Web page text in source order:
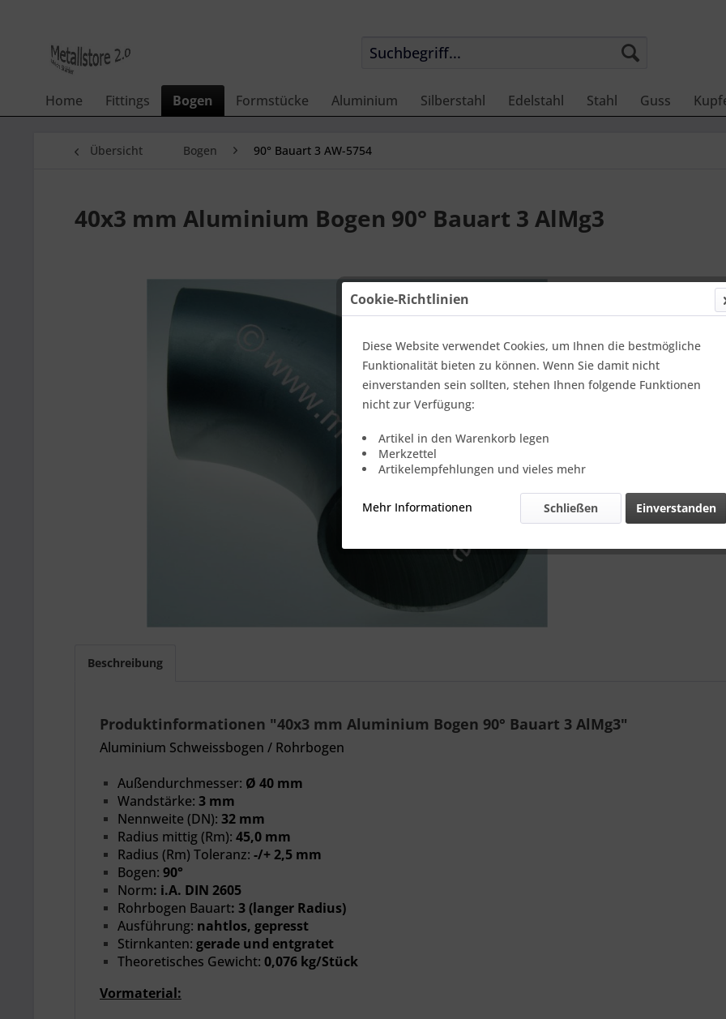
Home Fittings Bogen Formstücke Aluminium Silberstahl Edelstahl Stahl Guss
Übersicht Bogen 90° Bauart 3 AW-5754
40x3 mm Aluminium Bogen 90° Bauart 3 AlMg3
21,76
1
Online-
Verkauf nur
Beschreibung
Produktinformationen "40x3 mm Aluminium Bogen 90° Bauart 3 AlMg3"
Aluminium Schweissbogen / Rohrbogen
Außendurchmesser: Ø 40 mm
Wandstärke: 3 mm
Nennweite (DN): 32 mm
Radius mittig (Rm): 45,0 mm
Radius (Rm) Toleranz: -/+ 2,5 mm
Bogen: 90°
Norm: i.A. DIN 2605
Rohrbogen Bauart: 3 (langer Radius)
Ausführung: nahtlos, gepresst
Stirnkanten: gerade und entgratet
Theoretisches Gewicht: 0,076 kg/Stück
Vormaterial:
Cookie-Richtlinien
Diese Website verwendet Cookies, um Ihnen die bestmögliche
Funktionalität bieten zu können. Wenn Sie damit nicht
einverstanden sein sollten, stehen Ihnen folgende Funktionen
nicht zur Verfügung:
Artikel in den Warenkorb legen
Merkzettel
Artikelempfehlungen und vieles mehr
Mehr Informationen Einverstanden
Schließen